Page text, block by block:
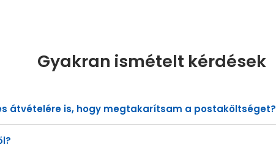
Gyakran ismételt kérdések
átvételére is, hogy megtakarítsam a postaköltséget?